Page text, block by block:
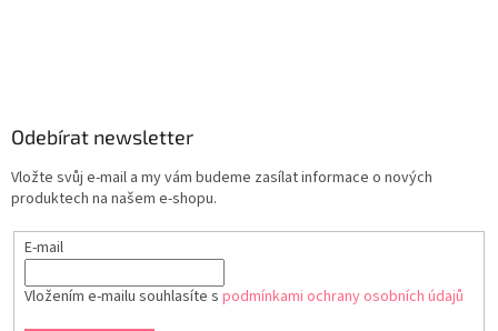
Odebírat newsletter
Vložte svůj e-mail a my vám budeme zasílat informace o nových
produktech na našem e-shopu.
E-mail
Vložením e-mailu souhlasíte s podmínkami ochrany osobních údajů